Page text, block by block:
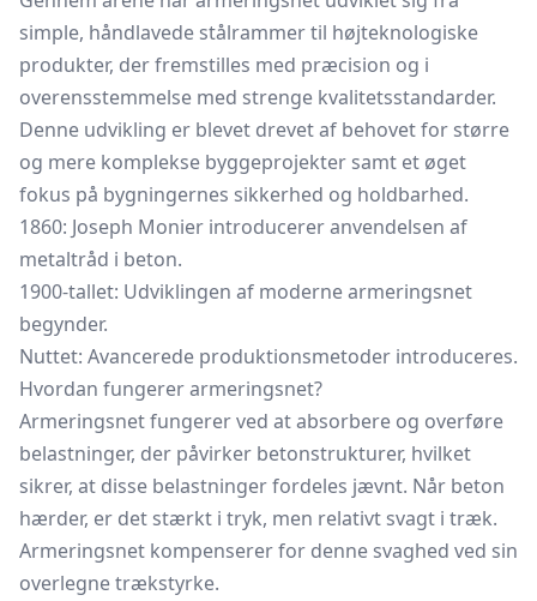
simple, håndlavede stålrammer til højteknologiske
produkter, der fremstilles med præcision og i
overensstemmelse med strenge kvalitetsstandarder.
Denne udvikling er blevet drevet af behovet for større
og mere komplekse byggeprojekter samt et øget
fokus på bygningernes sikkerhed og holdbarhed.
1860: Joseph Monier introducerer anvendelsen af
metaltråd i beton.
1900-tallet: Udviklingen af moderne armeringsnet
begynder.
Nuttet: Avancerede produktionsmetoder introduceres.
Hvordan fungerer armeringsnet?
Armeringsnet fungerer ved at absorbere og overføre
belastninger, der påvirker betonstrukturer, hvilket
sikrer, at disse belastninger fordeles jævnt. Når beton
hærder, er det stærkt i tryk, men relativt svagt i træk.
Armeringsnet kompenserer for denne svaghed ved sin
overlegne trækstyrke.